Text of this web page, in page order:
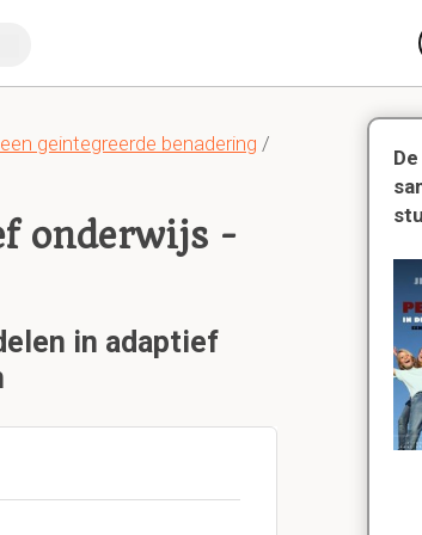
geintegreerde benadering /
onderwijs -
in adaptief